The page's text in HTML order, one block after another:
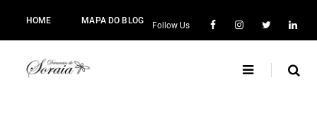
HOME MAPA DO BLOG
Follow Us